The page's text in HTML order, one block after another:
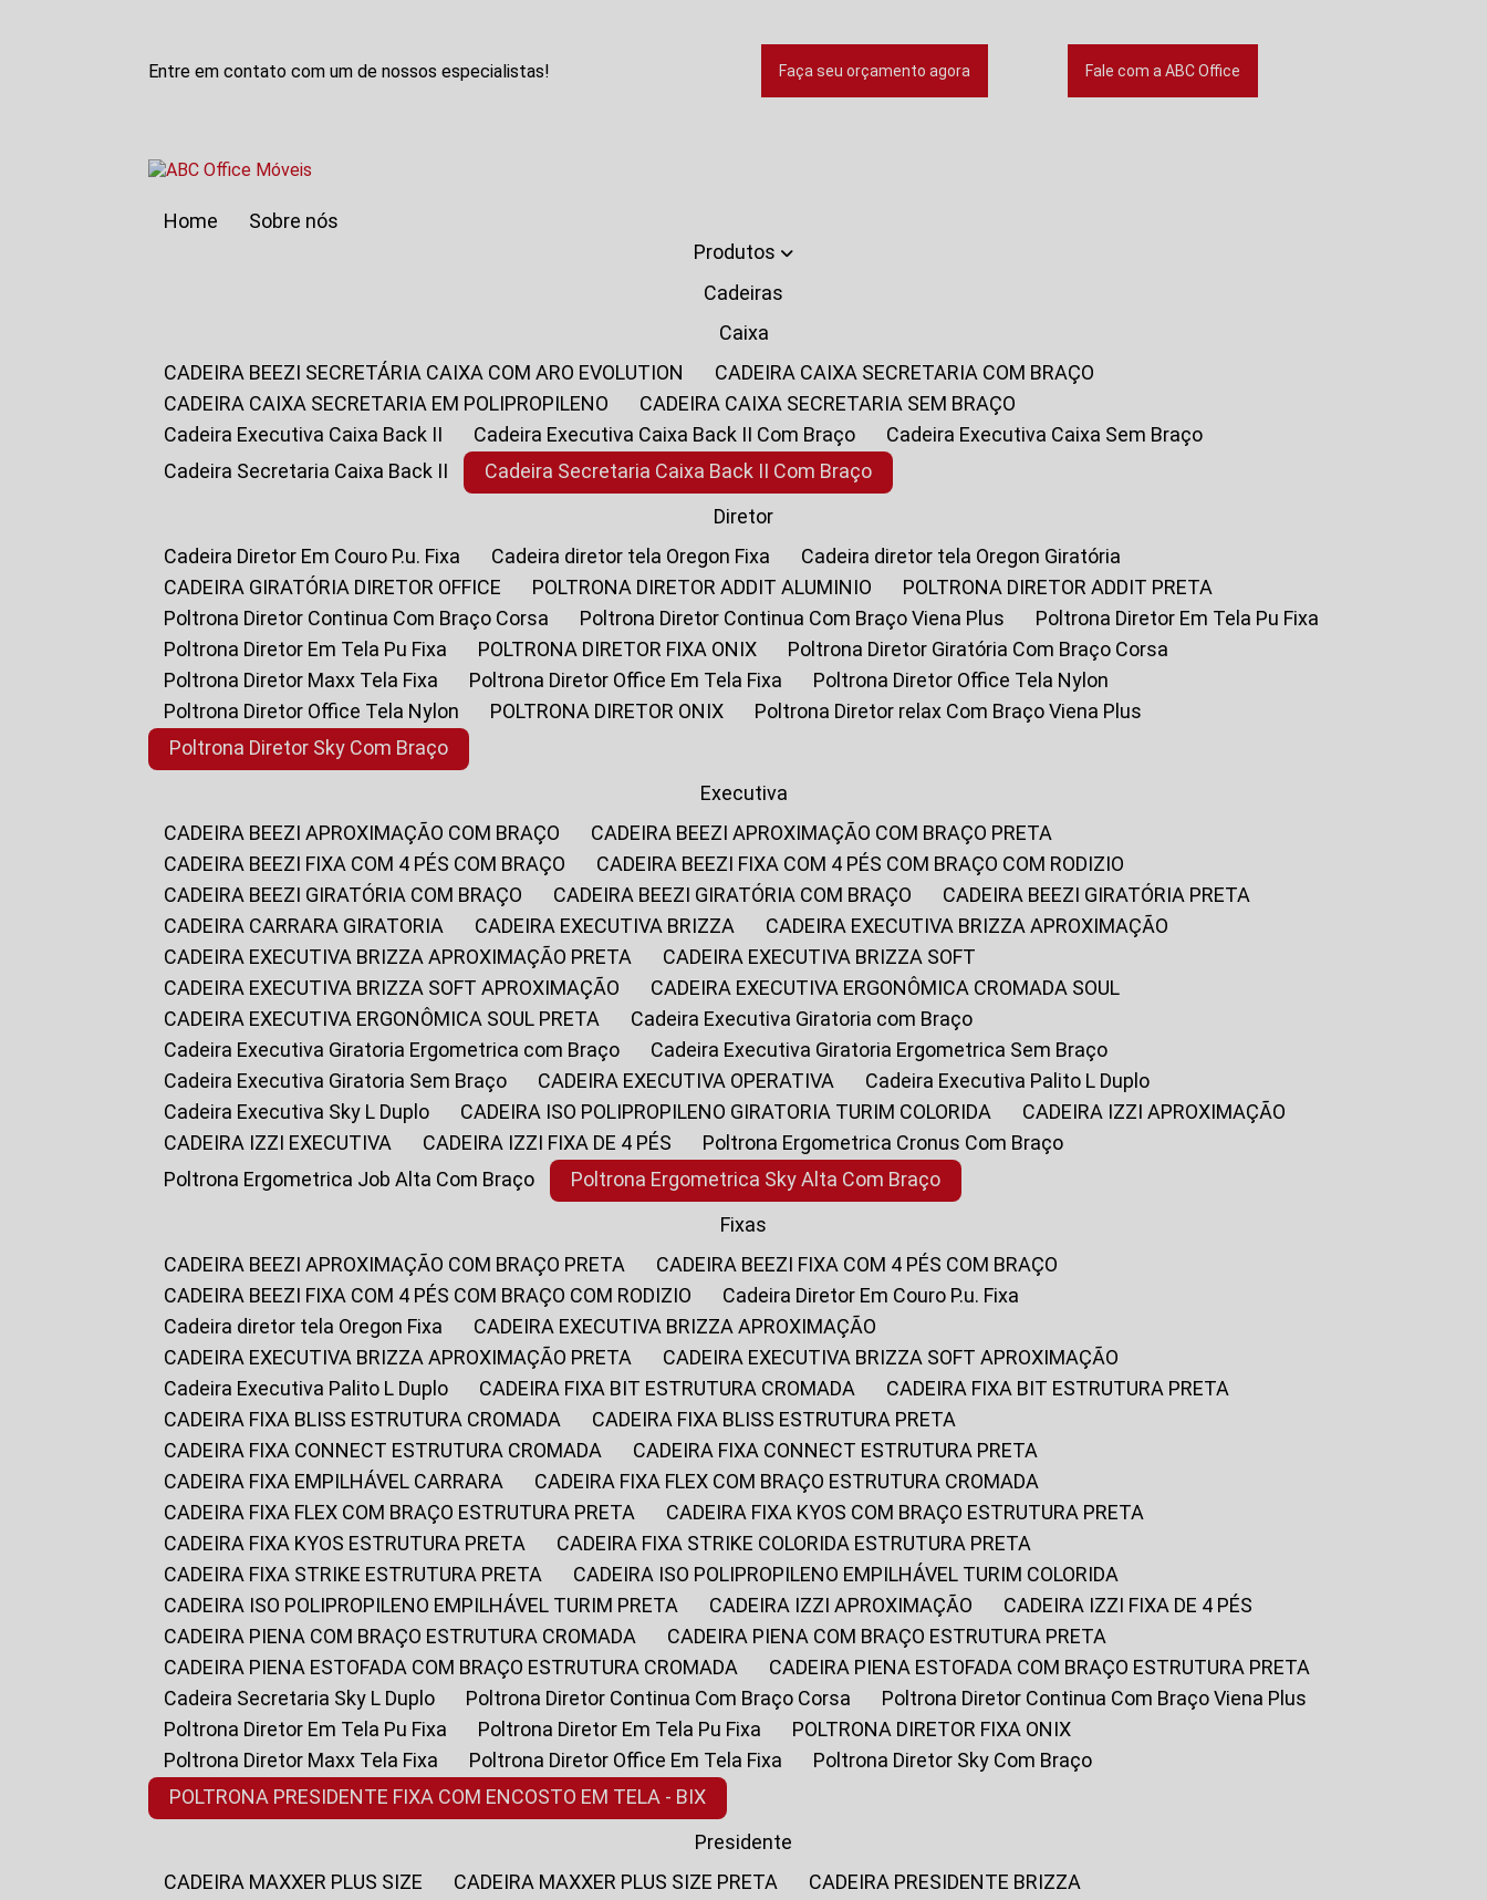
Entre em contato com um de nossos especialistas! Faça seu orçamento agora Fale com a ABC Office
Home
Sobre nós
Produtos
Cadeiras
Caixa
CADEIRA BEEZI SECRETÁRIA CAIXA COM ARO EVOLUTION
CADEIRA CAIXA SECRETARIA COM BRAÇO
CADEIRA CAIXA SECRETARIA EM POLIPROPILENO
CADEIRA CAIXA SECRETARIA SEM BRAÇO
Cadeira Executiva Caixa Back II
Cadeira Executiva Caixa Back II Com Braço
Cadeira Executiva Caixa Sem Braço
Cadeira Secretaria Caixa Back II
Cadeira Secretaria Caixa Back II Com Braço
Diretor
Cadeira Diretor Em Couro P.u. Fixa
Cadeira diretor tela Oregon Fixa
Cadeira diretor tela Oregon Giratória
CADEIRA GIRATÓRIA DIRETOR OFFICE
POLTRONA DIRETOR ADDIT ALUMINIO
POLTRONA DIRETOR ADDIT PRETA
Poltrona Diretor Continua Com Braço Corsa
Poltrona Diretor Continua Com Braço Viena Plus
Poltrona Diretor Em Tela Pu Fixa
Poltrona Diretor Em Tela Pu Fixa
POLTRONA DIRETOR FIXA ONIX
Poltrona Diretor Giratória Com Braço Corsa
Poltrona Diretor Maxx Tela Fixa
Poltrona Diretor Office Em Tela Fixa
Poltrona Diretor Office Tela Nylon
Poltrona Diretor Office Tela Nylon
POLTRONA DIRETOR ONIX
Poltrona Diretor relax Com Braço Viena Plus
Poltrona Diretor Sky Com Braço
Executiva
CADEIRA BEEZI APROXIMAÇÃO COM BRAÇO
CADEIRA BEEZI APROXIMAÇÃO COM BRAÇO PRETA
CADEIRA BEEZI FIXA COM 4 PÉS COM BRAÇO
CADEIRA BEEZI FIXA COM 4 PÉS COM BRAÇO COM RODIZIO
CADEIRA BEEZI GIRATÓRIA COM BRAÇO
CADEIRA BEEZI GIRATÓRIA COM BRAÇO
CADEIRA BEEZI GIRATÓRIA PRETA
CADEIRA CARRARA GIRATORIA
CADEIRA EXECUTIVA BRIZZA
CADEIRA EXECUTIVA BRIZZA APROXIMAÇÃO
CADEIRA EXECUTIVA BRIZZA APROXIMAÇÃO PRETA
CADEIRA EXECUTIVA BRIZZA SOFT
CADEIRA EXECUTIVA BRIZZA SOFT APROXIMAÇÃO
CADEIRA EXECUTIVA ERGONÔMICA CROMADA SOUL
CADEIRA EXECUTIVA ERGONÔMICA SOUL PRETA
Cadeira Executiva Giratoria com Braço
Cadeira Executiva Giratoria Ergometrica com Braço
Cadeira Executiva Giratoria Ergometrica Sem Braço
Cadeira Executiva Giratoria Sem Braço
CADEIRA EXECUTIVA OPERATIVA
Cadeira Executiva Palito L Duplo
Cadeira Executiva Sky L Duplo
CADEIRA ISO POLIPROPILENO GIRATORIA TURIM COLORIDA
CADEIRA IZZI APROXIMAÇÃO
CADEIRA IZZI EXECUTIVA
CADEIRA IZZI FIXA DE 4 PÉS
Poltrona Ergometrica Cronus Com Braço
Poltrona Ergometrica Job Alta Com Braço
Poltrona Ergometrica Sky Alta Com Braço
Fixas
CADEIRA BEEZI APROXIMAÇÃO COM BRAÇO PRETA
CADEIRA BEEZI FIXA COM 4 PÉS COM BRAÇO
CADEIRA BEEZI FIXA COM 4 PÉS COM BRAÇO COM RODIZIO
Cadeira Diretor Em Couro P.u. Fixa
Cadeira diretor tela Oregon Fixa
CADEIRA EXECUTIVA BRIZZA APROXIMAÇÃO
CADEIRA EXECUTIVA BRIZZA APROXIMAÇÃO PRETA
CADEIRA EXECUTIVA BRIZZA SOFT APROXIMAÇÃO
Cadeira Executiva Palito L Duplo
CADEIRA FIXA BIT ESTRUTURA CROMADA
CADEIRA FIXA BIT ESTRUTURA PRETA
CADEIRA FIXA BLISS ESTRUTURA CROMADA
CADEIRA FIXA BLISS ESTRUTURA PRETA
CADEIRA FIXA CONNECT ESTRUTURA CROMADA
CADEIRA FIXA CONNECT ESTRUTURA PRETA
CADEIRA FIXA EMPILHÁVEL CARRARA
CADEIRA FIXA FLEX COM BRAÇO ESTRUTURA CROMADA
CADEIRA FIXA FLEX COM BRAÇO ESTRUTURA PRETA
CADEIRA FIXA KYOS COM BRAÇO ESTRUTURA PRETA
CADEIRA FIXA KYOS ESTRUTURA PRETA
CADEIRA FIXA STRIKE COLORIDA ESTRUTURA PRETA
CADEIRA FIXA STRIKE ESTRUTURA PRETA
CADEIRA ISO POLIPROPILENO EMPILHÁVEL TURIM COLORIDA
CADEIRA ISO POLIPROPILENO EMPILHÁVEL TURIM PRETA
CADEIRA IZZI APROXIMAÇÃO
CADEIRA IZZI FIXA DE 4 PÉS
CADEIRA PIENA COM BRAÇO ESTRUTURA CROMADA
CADEIRA PIENA COM BRAÇO ESTRUTURA PRETA
CADEIRA PIENA ESTOFADA COM BRAÇO ESTRUTURA CROMADA
CADEIRA PIENA ESTOFADA COM BRAÇO ESTRUTURA PRETA
Cadeira Secretaria Sky L Duplo
Poltrona Diretor Continua Com Braço Corsa
Poltrona Diretor Continua Com Braço Viena Plus
Poltrona Diretor Em Tela Pu Fixa
Poltrona Diretor Em Tela Pu Fixa
POLTRONA DIRETOR FIXA ONIX
Poltrona Diretor Maxx Tela Fixa
Poltrona Diretor Office Em Tela Fixa
Poltrona Diretor Sky Com Braço
POLTRONA PRESIDENTE FIXA COM ENCOSTO EM TELA - BIX
Presidente
CADEIRA MAXXER PLUS SIZE
CADEIRA MAXXER PLUS SIZE PRETA
CADEIRA PRESIDENTE BRIZZA